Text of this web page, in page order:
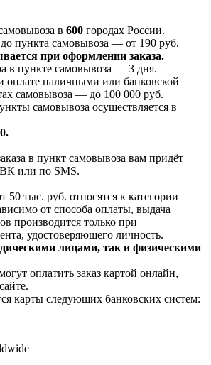
в 600 городах России.
пункта самовывоза — от 190 руб,
при оформлении заказа.
в пункте самовывоза — 3 дня.
оплате наличными или банковской
самовывоза — до 100 000 руб.
самовывоза осуществляется в
в пункт самовывоза вам придёт
или по SMS.
50 тыс. руб. относятся к категории
от способа оплаты, выдача
производится только при
удостоверяющего личность.
лицами, так и физическими
оплатить заказ картой онлайн,
карты следующих банковских систем: